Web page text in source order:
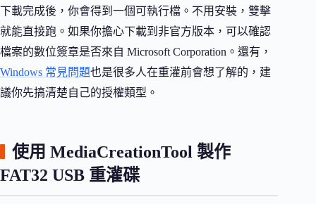
下載完成後，你會得到一個可執行檔。不用安裝，雙擊
就能直接跑。如果你擔心下載到非官方版本，可以確認
檔案的數位簽章是否來自 Microsoft Corporation。還有，
Windows 常見問題也是很多人在重灌前會想了解的，建
議你先搞清楚自己的授權類型。
使用 MediaCreationTool 製作
FAT32 USB 重灌碟